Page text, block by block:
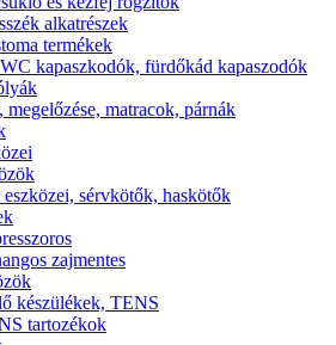
alkatrészek
termékek
kapaszkodók, fürdőkád kapaszodók
megelőzése, matracok, párnák
sérvkötők, haskötők
zajmentes
készülékek, TENS
tartozékok